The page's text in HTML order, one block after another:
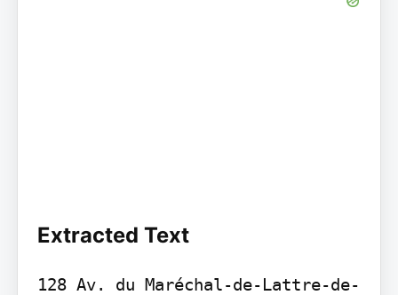
Extracted Text
128 Av. du Maréchal-de-Lattre-de-